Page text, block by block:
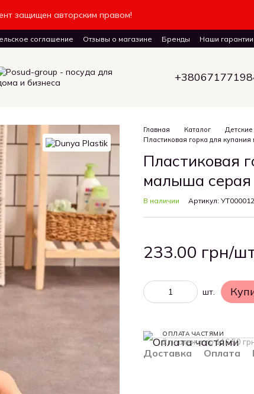
защищен авторским правом!
соглашение Отзывы о магазине Бренды
Наши гарантии
Главная Каталог
Пластиковая горка для
Пластиковая
малыша
В наличии Артикул:
233.00 грн/
шт.
ОПЛАТА ЧАСТЯМИ
2 платежа по 116.50
Доставка Оплата